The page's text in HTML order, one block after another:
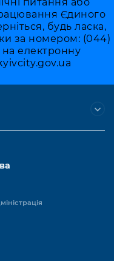
питання або
Єдиного
будь ласка,
за номером: (044)
електронну